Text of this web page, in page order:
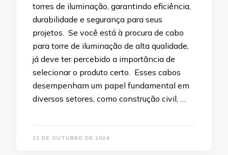
torres de iluminação, garantindo eficiência,
durabilidade e segurança para seus
projetos. Se você está à procura de cabo
para torre de iluminação de alta qualidade,
já deve ter percebido a importância de
selecionar o produto certo. Esses cabos
desempenham um papel fundamental em
diversos setores, como construção civil, …
11 DE OUTUBRO DE 2024